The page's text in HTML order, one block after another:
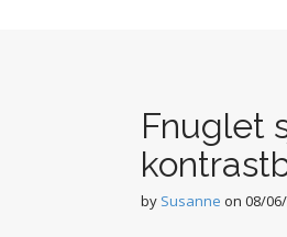
Fnuglet
by Susanne on 08/